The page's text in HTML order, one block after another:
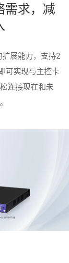
需求，减
展能力，支持2
可实现与主控卡
连接现在和未